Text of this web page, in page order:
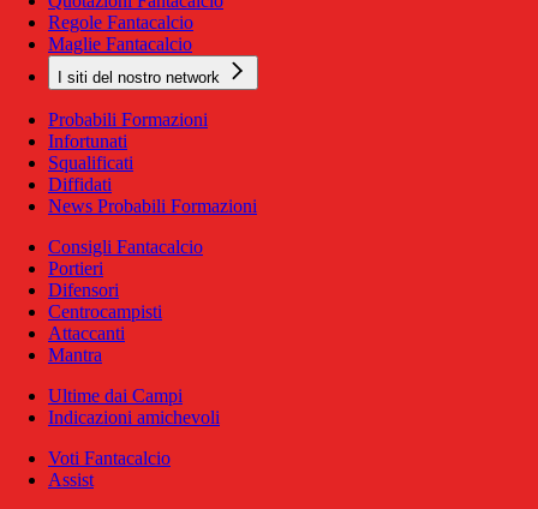
Regole Fantacalcio
Maglie Fantacalcio
I siti del nostro network
Probabili Formazioni
Infortunati
Squalificati
Diffidati
News Probabili Formazioni
Consigli Fantacalcio
Portieri
Difensori
Centrocampisti
Attaccanti
Mantra
Ultime dai Campi
Indicazioni amichevoli
Voti Fantacalcio
Assist